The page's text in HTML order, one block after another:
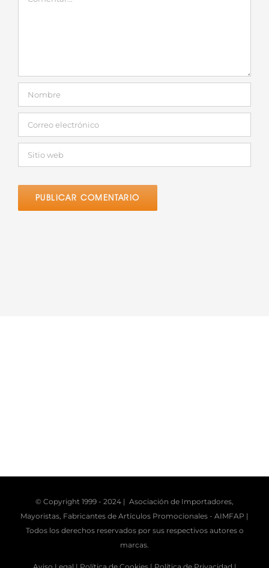
© Copyright 1999 - 2024 | Asociación de Importadores,
Mayoristas, Fabricantes de Artículos Promocionales - AIMFAP |
Todos los derechos reservados por sus respectivos autores o
marcas.